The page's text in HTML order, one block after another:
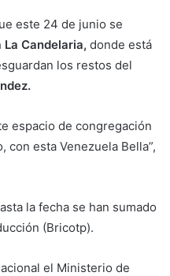
este 24 de junio se
La Candelaria, donde está
los restos del
espacio de congregación
esta Venezuela Bella”,
la fecha se han sumado
(Bricotp).
el Ministerio de